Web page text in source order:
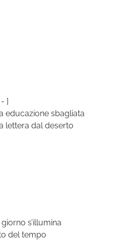
- ]
educazione sbagliata
lettera dal deserto
s’illumina
del tempo